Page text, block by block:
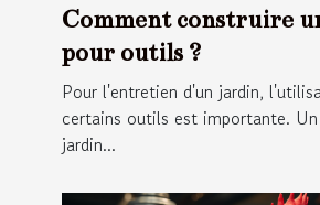
Comment construire
pour outils ?
Pour l'entretien d'un jardin,
certains outils est importante.
jardin...